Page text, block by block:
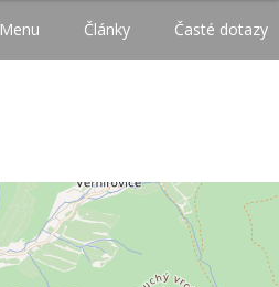
Menu Články Časté dotazy